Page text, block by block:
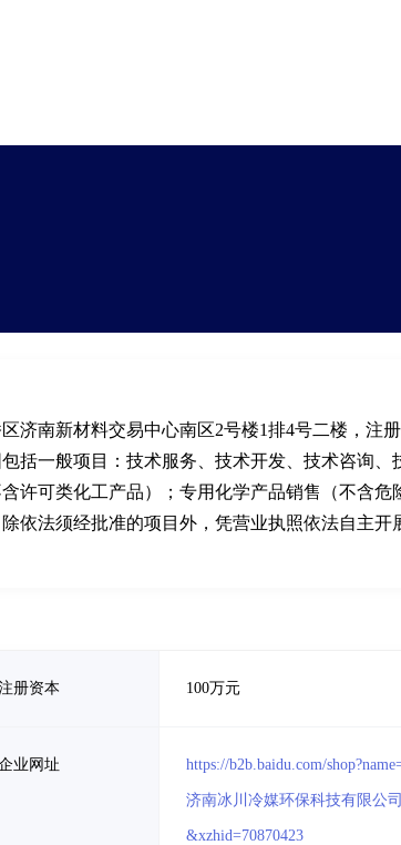
济南新材料交易中心南区2号楼1排4号二楼，注
括一般项目：技术服务、技术开发、技术咨询、
许可类化工产品）；专用化学产品销售（不含危
依法须经批准的项目外，凭营业执照依法自主开
册资本 100万元
业网址 https://b2b.baidu.com/
济南冰川冷媒环保科技有限公
&xzhid=70870423